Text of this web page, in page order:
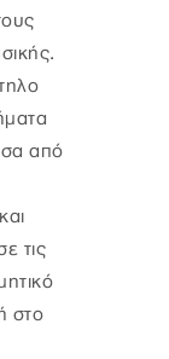
από
τις
στο